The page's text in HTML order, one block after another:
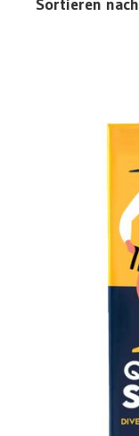
Sortieren nach